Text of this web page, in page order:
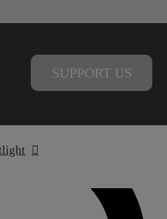
SUPPORT US